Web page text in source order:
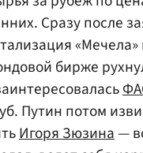
Сразу после
бирже
Путин потом
Игоря Зюзина—